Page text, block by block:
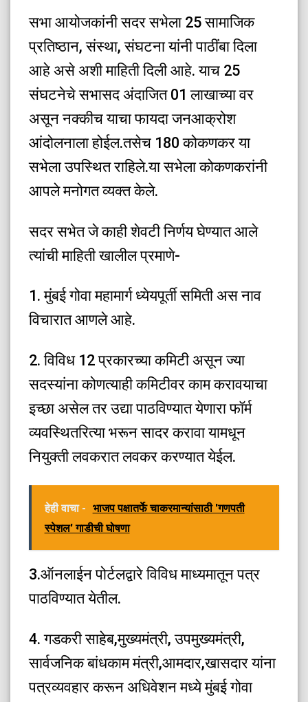
सभा आयोजकांनी सदर सभेला 25 सामाजिक
प्रतिष्ठान, संस्था, संघटना यांनी पाठींबा दिला
आहे असे अशी माहिती दिली आहे. याच 25
संघटनेचे सभासद अंदाजित 01 लाखाच्या वर
असून नक्कीच याचा फायदा जनआक्रोश
आंदोलनाला होईल.तसेच 180 कोकणकर या
सभेला उपस्थित राहिले.या सभेला कोकणकरांनी
आपले मनोगत व्यक्त केले.
सदर सभेत जे काही शेवटी निर्णय घेण्यात आले
त्यांची माहिती खालील प्रमाणे-
1. मुंबई गोवा महामार्ग ध्येयपूर्ती समिती अस नाव
विचारात आणले आहे.
2. विविध 12 प्रकारच्या कमिटी असून ज्या
सदस्यांना कोणत्याही कमिटीवर काम करावयाचा
इच्छा असेल तर उद्या पाठविण्यात येणारा फॉर्म
व्यवस्थितरित्या भरून सादर करावा यामधून
नियुक्ती लवकरात लवकर करण्यात येईल.
हेही वाचा - भाजप पक्षातर्फे चाकरमान्यांसाठी 'गणपती
स्पेशल' गाडीची घोषणा
3.ऑनलाईन पोर्टलद्वारे विविध माध्यमातून पत्र
पाठविण्यात येतील.
4. गडकरी साहेब,मुख्यमंत्री, उपमुख्यमंत्री,
सार्वजनिक बांधकाम मंत्री,आमदार,खासदार यांना
पत्रव्यवहार करून अधिवेशन मध्ये मुंबई गोवा